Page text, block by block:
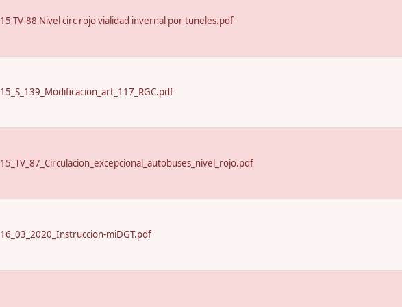
15 TV-88 Nivel circ rojo vialidad invernal por tuneles.pdf
15_S_139_Modificacion_art_117_RGC.pdf
15_TV_87_Circulacion_excepcional_autobuses_nivel_rojo.pdf
16_03_2020_Instruccion-miDGT.pdf